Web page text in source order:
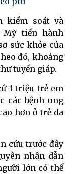
kiểm soát và
Mỹ tiến hành
sức khỏe của
đó, khoảng
tuyến giáp.
1 triệu trẻ em
các bệnh ung
hơn ở trẻ da
cứu trước đây
nhân dẫn
lớn có thể